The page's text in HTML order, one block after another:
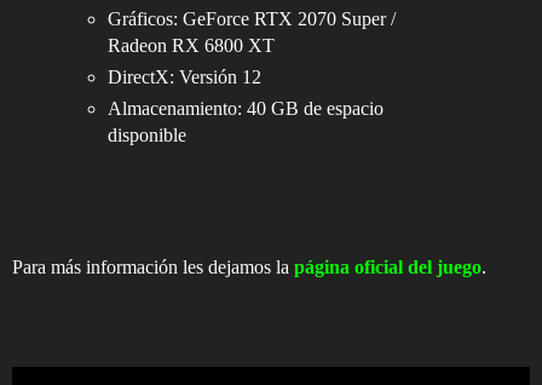
Gráficos: GeForce RTX 2070 Super /
Radeon RX 6800 XT
DirectX: Versión 12
Almacenamiento: 40 GB de espacio
disponible
Para más información les dejamos la página oficial del juego.